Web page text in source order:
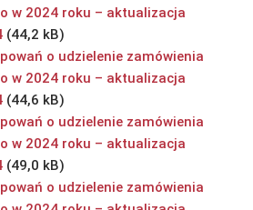
w 2024 roku – aktualizacja
o udzielenie zamówienia
w 2024 roku – aktualizacja
o udzielenie zamówienia
w 2024 roku – aktualizacja
o udzielenie zamówienia